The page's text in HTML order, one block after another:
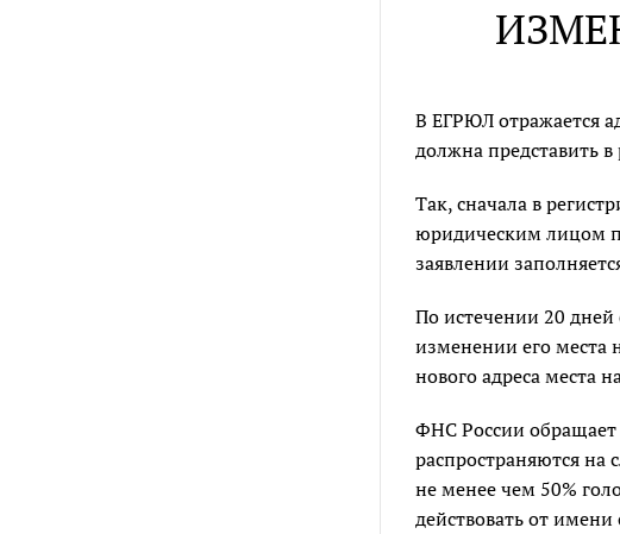
В ЕГРЮЛ отражается
должна представить
Так, сначала в
юридическим лицом
заявлении
По истечении 20
изменении его места
нового адреса места
ФНС России
распространяются на
не менее чем 50%
действовать от